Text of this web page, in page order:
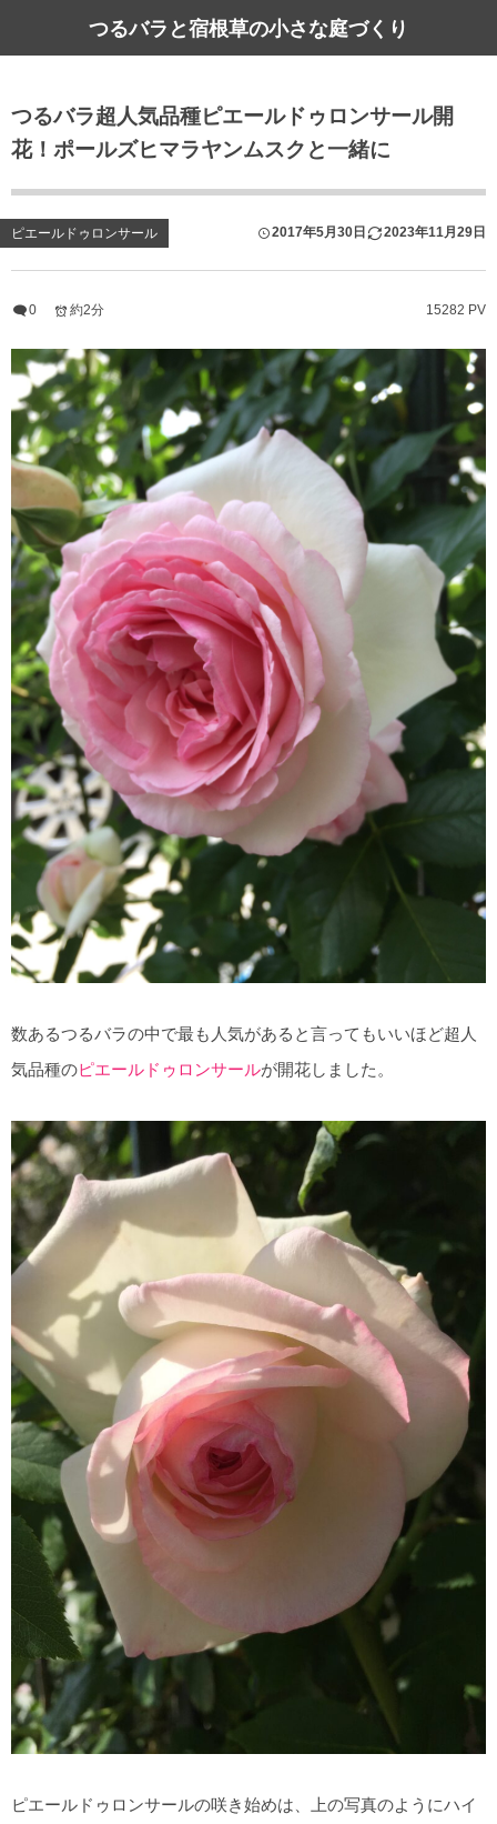
つるバラと宿根草の小さな庭づくり
つるバラ超人気品種ピエールドゥロンサール開
花！ポールズヒマラヤンムスクと一緒に
ピエールドゥロンサール 2017年5月30日 2023年11月29日
0 15282 PV
約2分
数あるつるバラの中で最も人気があると言ってもいいほど超人
気品種のピエールドゥロンサールが開花しました。
ピエールドゥロンサールの咲き始めは、上の写真のようにハイ